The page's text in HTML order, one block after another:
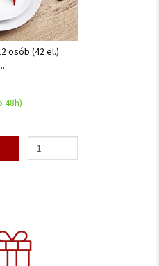
osób (42 el.)
48h)